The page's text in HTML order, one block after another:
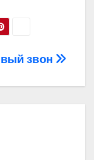
звон